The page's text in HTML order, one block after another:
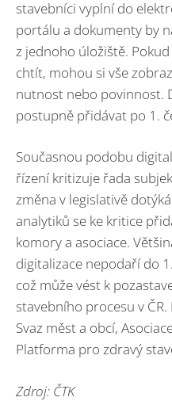
stavebníci vyplní do
portálu a dokumenty by
z jednoho úložiště.
chtít, mohou si vše
nutnost nebo povinnost.
postupně přidávat po 1.
Současnou podobu
řízení kritizuje řada
změna v legislativě
analytiků se ke kritice
komory a asociace.
digitalizace nepodaří do
což může vést k
stavebního procesu v
Svaz měst a obcí,
Platforma pro zdravý
Zdroj: ČTK